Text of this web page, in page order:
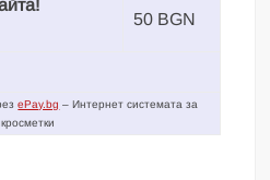
50 BGN
ePay.bg – Интернет системата за